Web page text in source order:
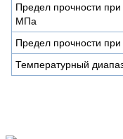
Предел прочности при
МПа
Предел прочности
Температурный